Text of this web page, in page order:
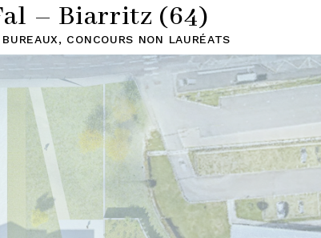
– Biarritz (64)
, CONCOURS NON LAURÉATS